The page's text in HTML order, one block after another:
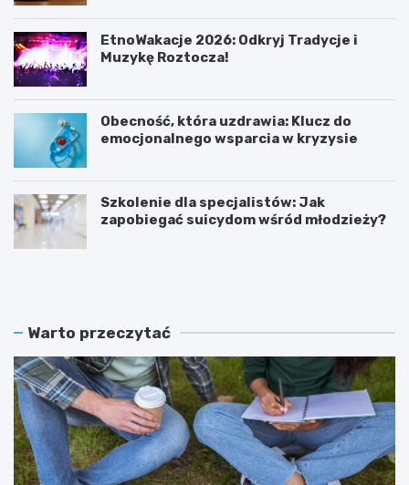
EtnoWakacje 2026: Odkryj Tradycje i
Muzykę Roztocza!
Obecność, która uzdrawia: Klucz do
emocjonalnego wsparcia w kryzysie
Szkolenie dla specjalistów: Jak
zapobiegać suicydom wśród młodzieży?
K
t
w
I
T
:
B
e
z
Z
ć
e
k
r
u
t
u
j
Warto przeczytać